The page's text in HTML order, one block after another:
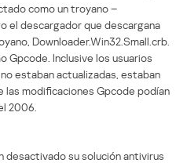
como un troyano –
el descargador que descargana
Downloader.Win32.Small.crb.
Gpcode. Inclusive los usuarios
estaban actualizadas, estaban
las modificaciones Gpcode podían
2006.
desactivado su solución antivirus